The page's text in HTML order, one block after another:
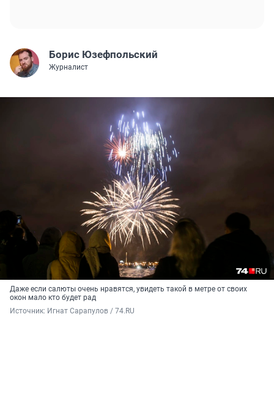
Борис Юзефпольский
Журналист
Даже если салюты очень нравятся, увидеть такой в метре от своих
окон мало кто будет рад
Источник: Игнат Сарапулов / 74.RU